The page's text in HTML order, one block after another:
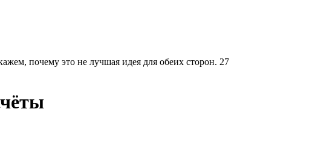
почему это не лучшая идея для обеих сторон. 27